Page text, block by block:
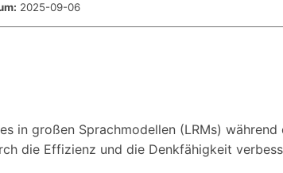
2025-09-06
in großen Sprachmodellen (LRMs)
die Effizienz und die Denkfähigkeit